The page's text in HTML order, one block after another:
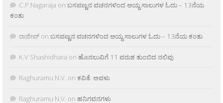
C.P.Nagaraja on ಬಸವಣ್ಣನ ವಚನಗಳಿಂದ ಆಯ್ದ ಸಾಲುಗಳ ಓದು – 13ನೆಯ
ಕಂತು
ರಾಜೀವ್ on ಬಸವಣ್ಣನ ವಚನಗಳಿಂದ ಆಯ್ದ ಸಾಲುಗಳ ಓದು – 13ನೆಯ ಕಂತು
K.V Shashidhara on ಹೊನಲುವಿಗೆ 11 ವರುಶ ತುಂಬಿದ ನಲಿವು
Raghuramu N.V. on ಕವಿತೆ: ಅವಳು
Raghuramu N.V. on ಹನಿಗವನಗಳು